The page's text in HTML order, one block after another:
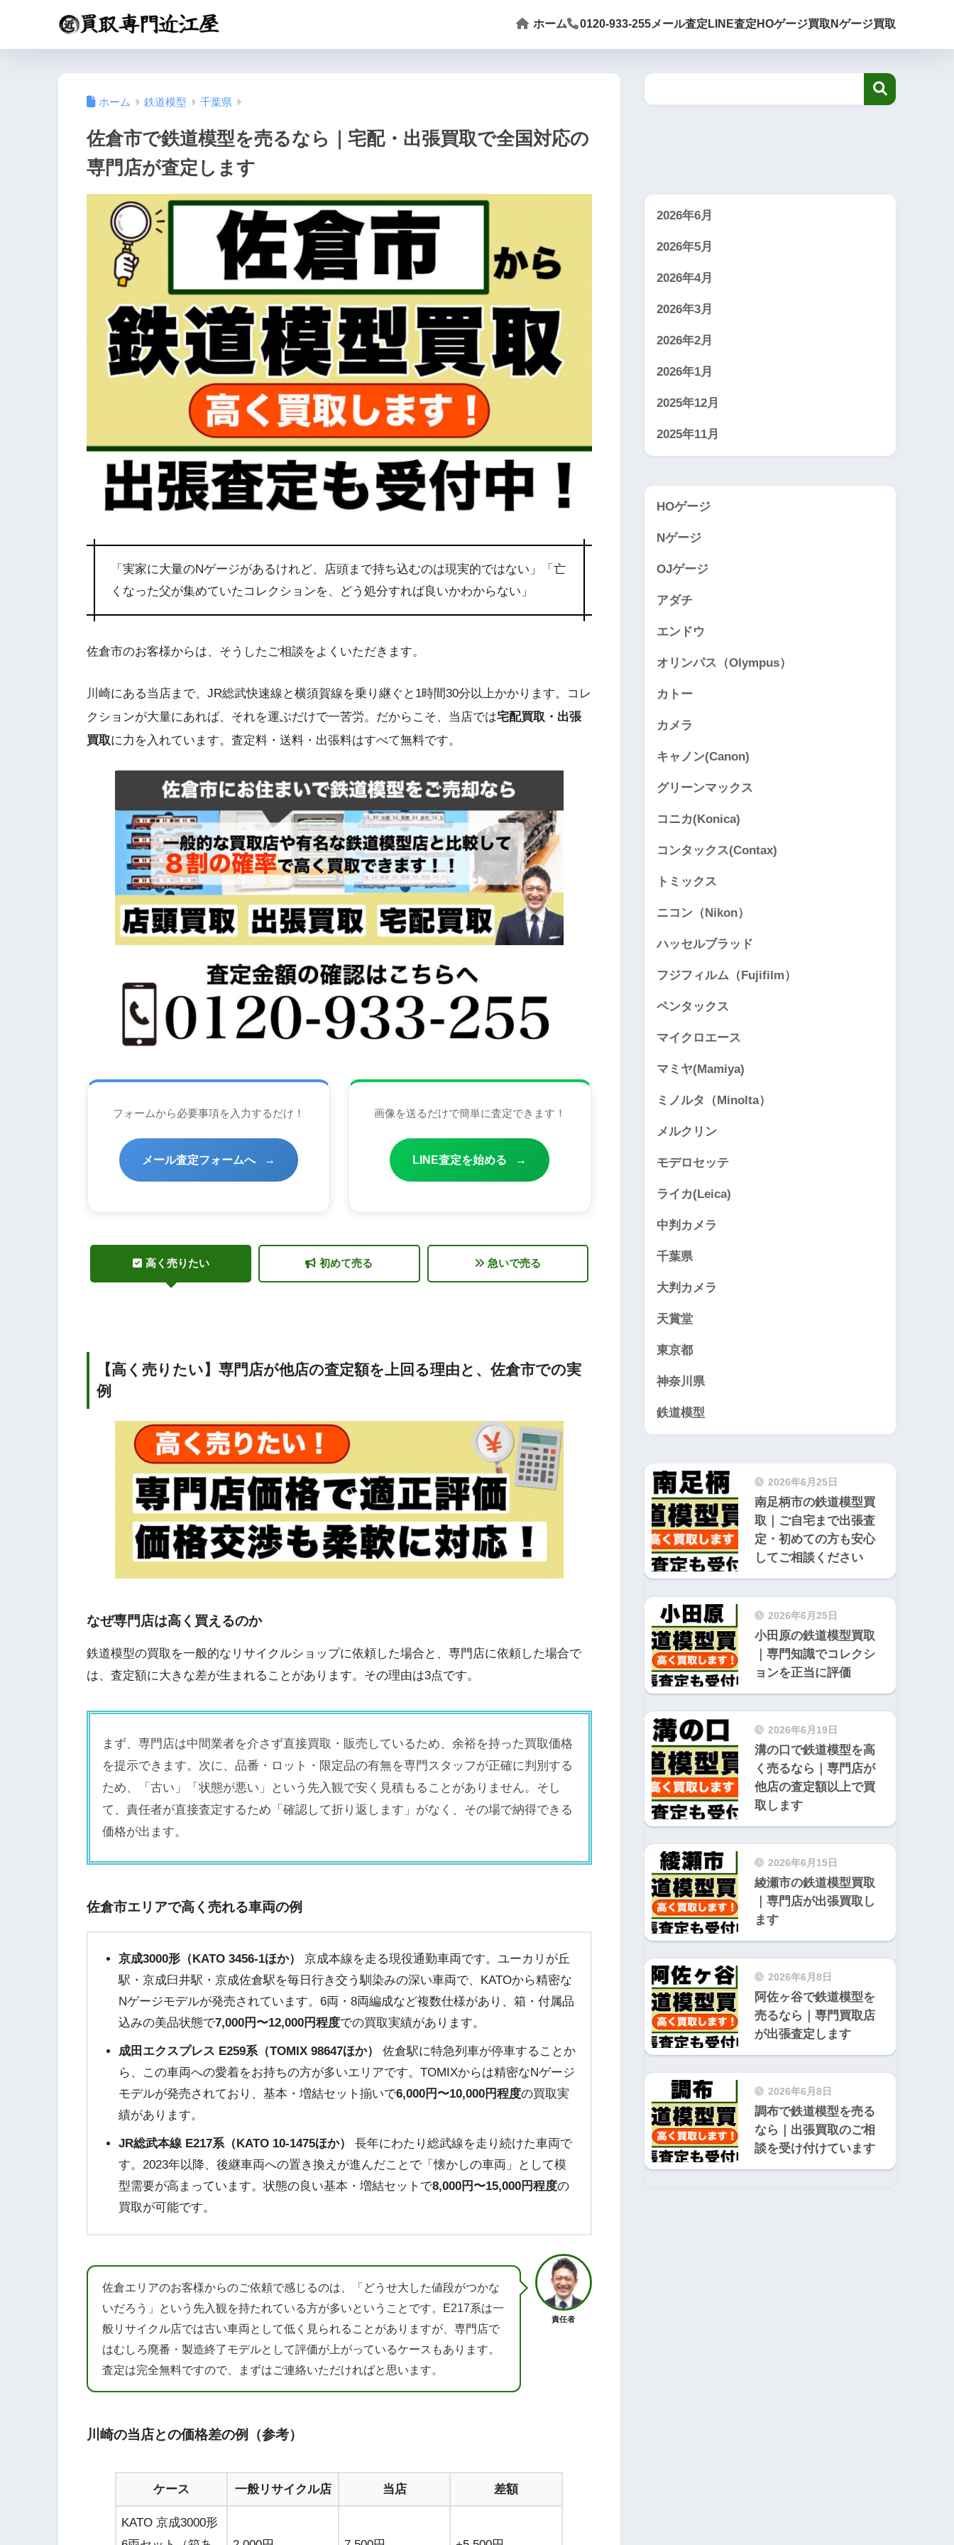
ホーム 0120-933-255メール査定 LINE査定 HOゲージ買取 Nゲージ買取
ホーム 鉄道模型 千葉県
佐倉市で鉄道模型を売るなら｜宅配・出張買取で全国対応の
専門店が査定します
「実家に大量のNゲージがあるけれど、店頭まで持ち込むのは現実的ではない」「亡
くなった父が集めていたコレクションを、どう処分すれば良いかわからない」
佐倉市のお客様からは、そうしたご相談をよくいただきます。
川崎にある当店まで、JR総武快速線と横須賀線を乗り継ぐと1時間30分以上かかります。コレ
クションが大量にあれば、それを運ぶだけで一苦労。だからこそ、当店では宅配買取・出張
買取に力を入れています。査定料・送料・出張料はすべて無料です。
フォームから必要事項を入力するだけ！
メール査定フォームへ →
画像を送るだけで簡単に査定できます！
LINE査定を始める →
高く売りたい 初めて売る 急いで売る
【高く売りたい】専門店が他店の査定額を上回る理由と、佐倉市での実
例
なぜ専門店は高く買えるのか
鉄道模型の買取を一般的なリサイクルショップに依頼した場合と、専門店に依頼した場合で
は、査定額に大きな差が生まれることがあります。その理由は3点です。
まず、専門店は中間業者を介さず直接買取・販売しているため、余裕を持った買取価格
を提示できます。次に、品番・ロット・限定品の有無を専門スタッフが正確に判別する
ため、「古い」「状態が悪い」という先入観で安く見積もることがありません。そし
て、責任者が直接査定するため「確認して折り返します」がなく、その場で納得できる
価格が出ます。
佐倉市エリアで高く売れる車両の例
京成3000形（KATO 3456-1ほか）
京成本線を走る現役通勤車両です。ユーカリが丘
駅・京成臼井駅・京成佐倉駅を毎日行き交う馴染みの深い車両で、KATOから精密な
Nゲージモデルが発売されています。6両・8両編成など複数仕様があり、箱・付属品
込みの美品状態で7,000円〜12,000円程度での買取実績があります。
成田エクスプレス E259系（TOMIX 98647ほか）
佐倉駅に特急列車が停車することか
ら、この車両への愛着をお持ちの方が多いエリアです。TOMIXからは精密なNゲージ
モデルが発売されており、基本・増結セット揃いで6,000円〜10,000円程度の買取実
績があります。
JR総武本線 E217系（KATO 10-1475ほか）
長年にわたり総武線を走り続けた車両で
す。2023年以降、後継車両への置き換えが進んだことで「懐かしの車両」として模
型需要が高まっています。状態の良い基本・増結セットで8,000円〜15,000円程度の
買取が可能です。
責任者
佐倉エリアのお客様からのご依頼で感じるのは、「どうせ大した値段がつかな
いだろう」という先入観を持たれている方が多いということです。E217系は一
般リサイクル店では古い車両として低く見られることがありますが、専門店で
はむしろ廃番・製造終了モデルとして評価が上がっているケースもあります。
査定は完全無料ですので、まずはご連絡いただければと思います。
川崎の当店との価格差の例（参考）
ケース 一般リサイクル店 当店 差額
KATO 京成3000形
2026年6月
2026年5月
2026年4月
2026年3月
2026年2月
2026年1月
2025年12月
2025年11月
HOゲージ
Nゲージ
OJゲージ
アダチ
エンドウ
オリンパス（Olympus）
カトー
カメラ
キャノン(Canon)
グリーンマックス
コニカ(Konica)
コンタックス(Contax)
トミックス
ニコン（Nikon）
ハッセルブラッド
フジフィルム（Fujifilm）
ペンタックス
マイクロエース
マミヤ(Mamiya)
ミノルタ（Minolta）
メルクリン
モデロセッテ
ライカ(Leica)
中判カメラ
千葉県
大判カメラ
天賞堂
東京都
神奈川県
鉄道模型
2026年6月25日
南足柄市の鉄道模型買
取｜ご自宅まで出張査
定・初めての方も安心
してご相談ください
2026年6月25日
小田原の鉄道模型買取
｜専門知識でコレクシ
ョンを正当に評価
2026年6月19日
溝の口で鉄道模型を高
く売るなら｜専門店が
他店の査定額以上で買
取します
2026年6月15日
綾瀬市の鉄道模型買取
｜専門店が出張買取し
ます
2026年6月8日
阿佐ヶ谷で鉄道模型を
売るなら｜専門買取店
が出張査定します
2026年6月8日
調布で鉄道模型を売る
なら｜出張買取のご相
談を受け付けています